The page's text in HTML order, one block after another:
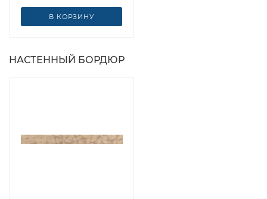
В КОРЗИНУ
НАСТЕННЫЙ БОРДЮР